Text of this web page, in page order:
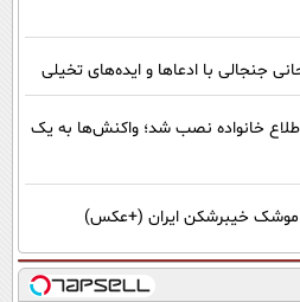
جنجالی با ادعاها و ایده‌های تخیلی
خانواده نصب شد؛ واکنش‌ها به یک
موشک خیبرشکن ایران (+عکس)